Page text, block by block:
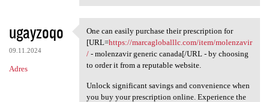
ugayzoqo
09.11.2024
Adres
One can easily purchase their
One can easily purchase their prescription for
[URL=https://marcagloballlc.com/item/molenzavir
/- molenzavir generic canada[/URL - by choosing
to order it from a reputable website.
Unlock significant savings and convenience when
you buy your prescription online. Experience the